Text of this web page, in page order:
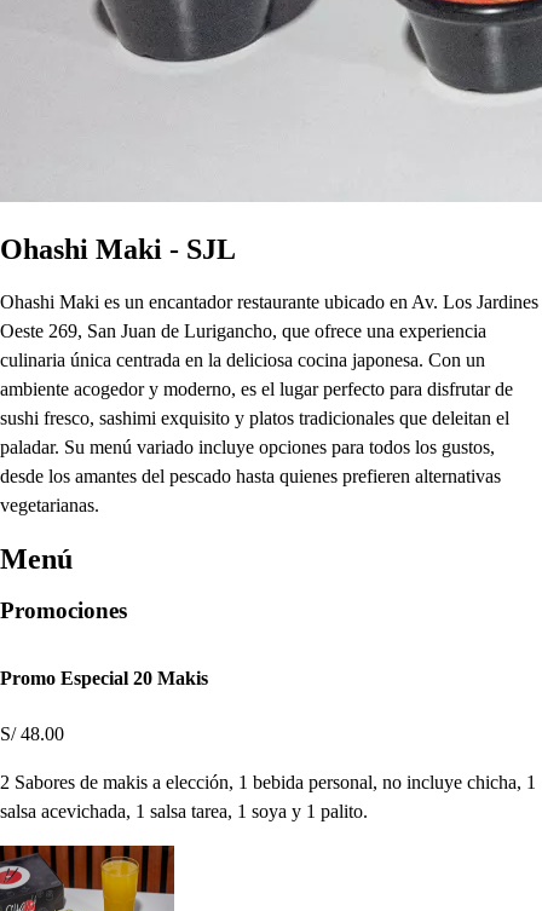
Ohashi Maki - SJL
Ohashi Maki es un encantador restaurante ubicado en Av. Los Jardines
Oeste 269, San Juan de Lurigancho, que ofrece una experiencia
culinaria única centrada en la deliciosa cocina japonesa. Con un
ambiente acogedor y moderno, es el lugar perfecto para disfrutar de
sushi fresco, sashimi exquisito y platos tradicionales que deleitan el
paladar. Su menú variado incluye opciones para todos los gustos,
desde los amantes del pescado hasta quienes prefieren alternativas
vegetarianas.
Menú
Promociones
Promo Especial 20 Makis
S/ 48.00
2 Sabores de makis a elección, 1 bebida personal, no incluye chicha, 1
salsa acevichada, 1 salsa tarea, 1 soya y 1 palito.